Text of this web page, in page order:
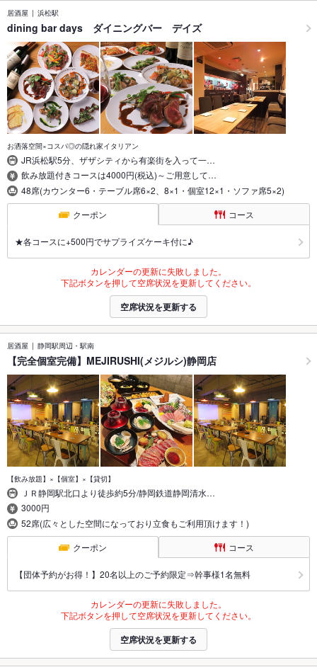
居酒屋 浜松駅
dining bar days ダイニングバー デイズ
お洒落空間×コスパ◎の隠れ家イタリアン
JR浜松駅5分、ザザシティから有楽街を入って一…
飲み放題付きコースは4000円(税込)～ご用意して…
48席(カウンター6・テーブル席6×2、8×1・個室12×1・ソファ席5×2)
クーポン コース
★各コースに+500円でサプライズケーキ付に♪
カレンダーの更新に失敗しました。
下記ボタンを押して空席状況を更新してください。
空席状況を更新する
居酒屋 静岡駅周辺・駅南
【完全個室完備】MEJIRUSHI(メジルシ)静岡店
【飲み放題】×【個室】×【貸切】
ＪＲ静岡駅北口より徒歩約5分/静岡鉄道静岡清水…
3000円
52席(広々とした空間になっており立食もご利用頂けます！)
クーポン コース
【団体予約がお得！】20名以上のご予約限定⇒幹事様1名無料
カレンダーの更新に失敗しました。
下記ボタンを押して空席状況を更新してください。
空席状況を更新する